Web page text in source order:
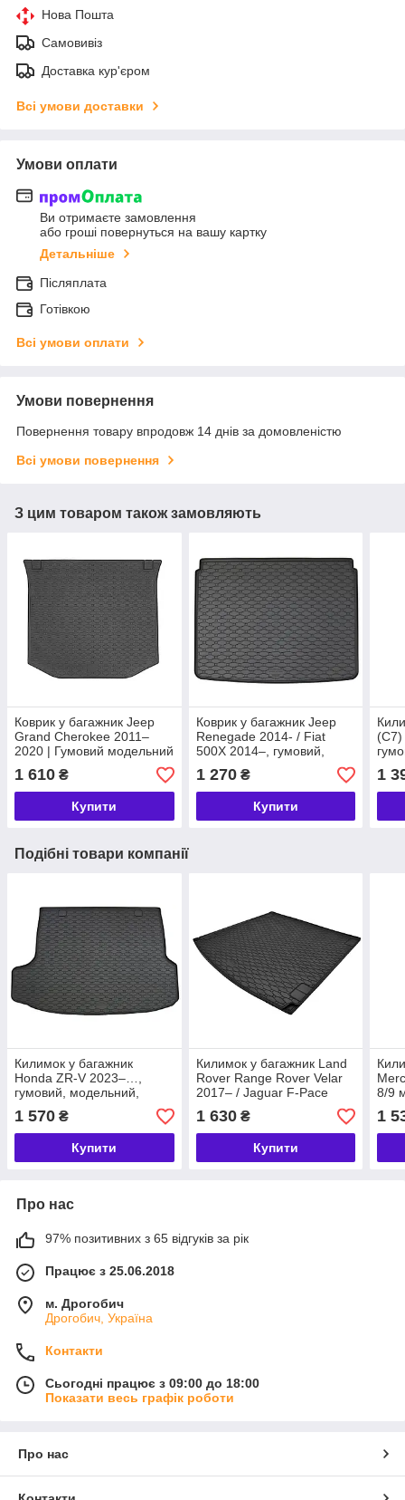
Нова Пошта
Самовивіз
Доставка кур'єром
Всі умови доставки
Умови оплати
Ви отримаєте замовлення
або гроші повернуться на вашу картку
Детальніше
Післяплата
Готівкою
Всі умови оплати
Умови повернення
Повернення товару впродовж 14 днів за домовленістю
Всі умови повернення
З цим товаром також замовляють
Коврик у багажник Jeep
Grand Cherokee 2011–
2020 | Гумовий модельний
килимок Rigum Чехія
(414028)
1 610 ₴
Купити
Коврик у багажник Jeep
Renegade 2014- / Fiat
500X 2014–, гумовий,
модельний, Rigum Чехія
(414011)
1 270₴
Купити
1
Подібні товари компанії
Килимок у багажник
Honda ZR-V 2023–…,
гумовий, модельний,
1 570 ₴
Купити
Килимок у багажник Land
Rover Range Rover Velar
2017– / Jaguar F-Pace
модельний, Rigum Чехія
(417012)
1 630₴
Купити
8/9
1
Про нас
97% позитивних з 65 відгуків за рік
Працює з 25.06.2018
м. Дрогобич
Дрогобич, Україна
Контакти
Сьогодні працює з 09:00 до 18:00
Показати весь графік роботи
Про нас